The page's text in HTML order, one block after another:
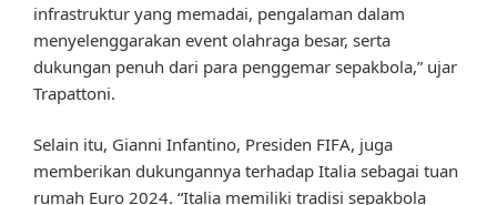
infrastruktur yang memadai, pengalaman dalam
menyelenggarakan event olahraga besar, serta
dukungan penuh dari para penggemar sepakbola,” ujar
Trapattoni.
Selain itu, Gianni Infantino, Presiden FIFA, juga
memberikan dukungannya terhadap Italia sebagai tuan
rumah Euro 2024. “Italia memiliki tradisi sepakbola